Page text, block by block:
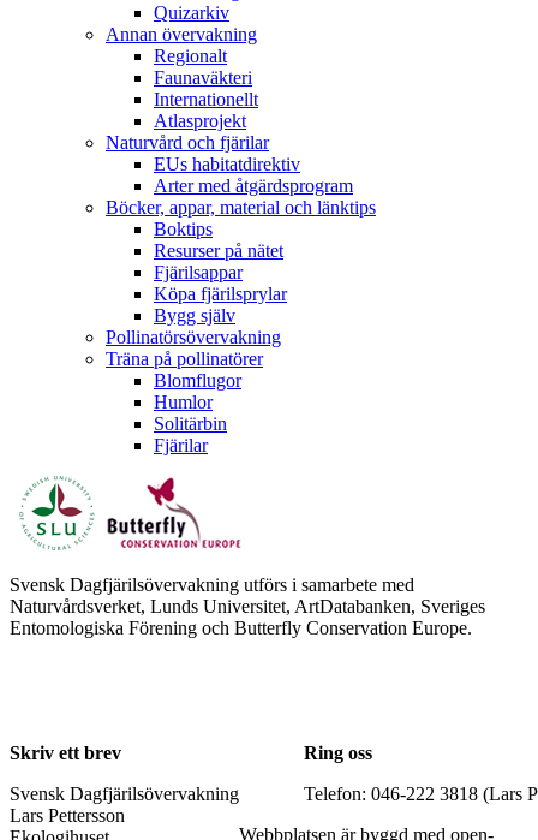
Quizarkiv
Annan övervakning
Regionalt
Faunaväkteri
Internationellt
Atlasprojekt
Naturvård och fjärilar
EUs habitatdirektiv
Arter med åtgärdsprogram
Böcker, appar, material och länktips
Boktips
Resurser på nätet
Fjärilsappar
Köpa fjärilsprylar
Bygg själv
Pollinatörsövervakning
Träna på pollinatörer
Blomflugor
Humlor
Solitärbin
Fjärilar
Svensk Dagfjärilsövervakning utförs i samarbete med
Naturvårdsverket, Lunds Universitet, ArtDatabanken, Sveriges
Entomologiska Förening och Butterfly Conservation Europe.
Skriv ett brev
Svensk Dagfjärilsövervakning
Lars Pettersson
Ring oss
Telefon: 046-222 3818 (Lars
Webbplatsen är byggd med open-